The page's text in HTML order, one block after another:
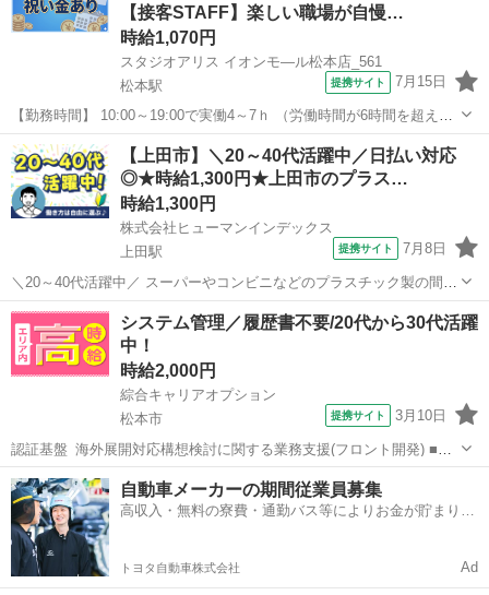
【接客STAFF】楽しい職場が自慢…
時給1,070円
スタジオアリス イオンモ—ル松本店_561
松本駅
提携サイト 7月15日
【勤務時間】 10:00～19:00で実働4～7ｈ （労働時間が6時間を超えた
場合の休憩時間は法定通り） ◆土日含む週2日～・1日4ｈ～OK ◎残業
なし ◆シフトは毎月15日頃までに翌1ヵ月の 勤務不可日をスマホで
申告♪...
長野 松本市 松本駅
【上田市】＼20～40代活躍中／日払い対応
◎★時給1,300円★上田市のプラス…
時給1,300円
株式会社ヒューマンインデックス
上田駅
提携サイト 7月8日
＼20～40代活躍中／ スーパーやコンビニなどのプラスチック製の間仕
切りや価格プレートなどを製造する工場にて、受入と出荷の業務をお
願いいたします。 ▼ 具体的な業務内容 ▼ ── 受入 ── ◇納入された
製品の受入検査...
長野 上田市 その他
システム管理／履歴書不要/20代から30代活躍
中！
時給2,000円
綜合キャリアオプション
松本市
提携サイト 3月10日
認証基盤_海外展開対応構想検討に関する業務支援(フロント開発) ■お
仕事PR ≪適度な残業でお給料UP≫ 残業は月20時間未満で、 ほどよ
く稼げます♪ ≪未経験でも活躍できる≫ 新しいことにチャレンジする
のは不安だけど、 ...
長野 松本市 その他
自動車メーカーの期間従業員募集
高収入・無料の寮費・通勤バス等によりお金が貯まりや
トヨタ自動車株式会社 Ad